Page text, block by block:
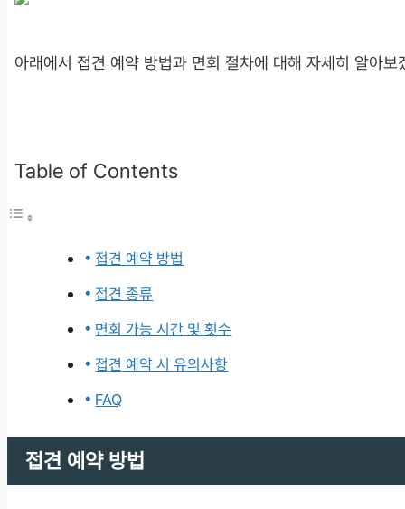
아래에서 접견 예약 방법과 면회 절차에 대해 자세히 알아보
Table of Contents
접견 예약 방법
접견 종류
면회 가능 시간 및 횟수
접견 예약 시 유의사항
FAQ
접견 예약 방법